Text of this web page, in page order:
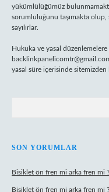
yükümlülüğümüz
sorumluluğunu taşımakta
sayılırlar.
Hukuka ve yasal
yasal süre içerisinde sitemizden
SON YORUMLAR
Bisiklet ön fren mi arka fren mi ?
Bisiklet ön fren mi arka fren mi ?